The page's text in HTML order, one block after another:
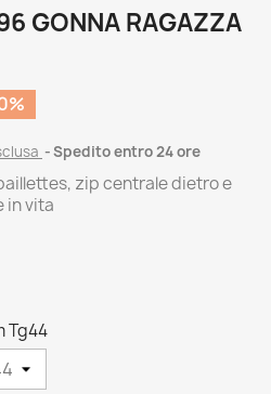
GONNA RAGAZZA
Spedito entro 24 ore
zip centrale dietro e
in vita
Tg44